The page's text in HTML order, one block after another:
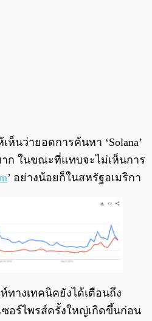
เห็นว่ายอดการค้นหา ‘Solana’
าก ในขณะที่แทบจะไม่เห็นการ
’ อย่างน้อยก็ในสหรัฐอเมริกา
ทางเทคนิคยังได้เตือนถึง
ซอร์ไพรส์ครั้งใหญ่เกิดขึ้นก่อน